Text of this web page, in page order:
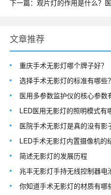
下一篇：观片灯的作用是什么？
文章推荐
重庆手术无影灯哪个牌子好？
选择手术无影灯的标准有哪些？
医用多参数监护仪的核心参数
LED医用无影灯的照明模式有
医院手术无影灯是真的没有影
LED手术无影灯内置摄像机的
简述无影灯的发展历程
兆丰无影灯手持无线控制器电
你知道手术无影灯的材质有哪